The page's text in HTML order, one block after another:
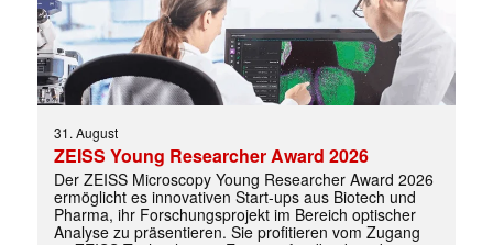
31. August
ZEISS Young Researcher Award 2026
Der ZEISS Microscopy Young Researcher Award 2026
ermöglicht es innovativen Start-ups aus Biotech und
Pharma, ihr Forschungsprojekt im Bereich optischer
Analyse zu präsentieren. Sie profitieren vom Zugang